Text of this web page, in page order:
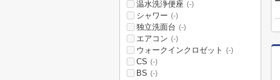
温水洗浄便座 (-)
シャワー (-)
独立洗面台 (-)
エアコン (-)
ウォークインクロゼット (-)
CS (-)
BS (-)